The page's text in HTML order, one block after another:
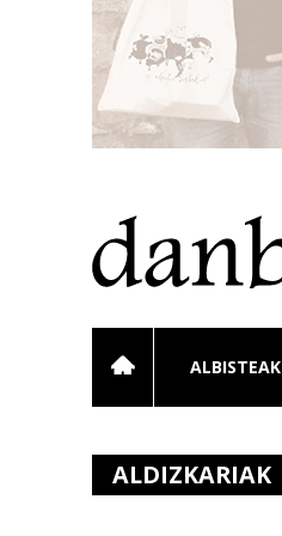
ALBISTEAK
ALDIZKARIAK